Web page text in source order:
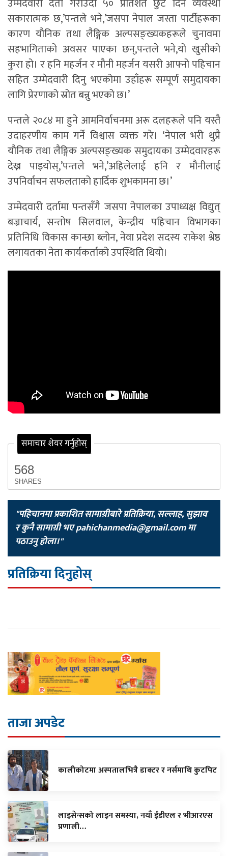
उम्मेदवारी दर्ता गराउँदा ५० प्रतिशत छुट दिने व्यवस्था
सकारात्मक छ,’पन्तले भने,’जसपा नेपाल जस्ता पार्टीहरूका
कारण यौनिक तथा लैङ्गिक अल्पसङ्ख्यकहरूले चुनावमा
सहभागिताको अवसर पाएका छन्,पन्तले भने,यो खुसीको
कुरा हो। र हनि महर्जन र मौनी महर्जन यसरी आफ्नो पहिचान
सहित उम्मेदवारी दिनु भएकोमा उहाँहरू सम्पूर्ण समुदायका
लागि प्रेरणाको स्रोत बन्नु भएको छ।’
पन्तले २०८४ मा हुने आमनिर्वाचनमा अरू दलहरूले पनि यस्तै
उदाहरणीय काम गर्ने विश्वास व्यक्त गरे। ‘नेपाल भरी थुप्रै
यौनिक तथा लैङ्गिक अल्पसङ्ख्यक समुदायका उम्मेदवारहरू
देख्न पाइयोस्,’पन्तले भने,’अहिलेलाई हनि र मौनीलाई
उपनिर्वाचन सफलताको हार्दिक शुभकामना छ।’
उम्मेदवारी दर्तामा पन्तसँगै जसपा नेपालका उपाध्यक्ष विद्युत्
बज्राचार्य, सन्तोष सिलवाल, केन्द्रीय पहिचान विभागका
प्रतिनिधि विकास कान्छा ब्लोन, नेवा प्रदेश सदस्य राकेश श्रेष्ठ
लगायतका नेता कार्यकर्ताको उपस्थिति थियो।
समाचार शेयर गर्नुहोस्
568
SHARES
"पहिचानमा प्रकाशित सामाग्रीबारे प्रतिक्रिया, सल्लाह, सुझाव
र कुनै सामाग्री भएpahichanmedia@gmail.comमा
पठाउनु होला।"
प्रतिक्रिया दिनुहोस्
ताजा अपडेट
कालीकोटमा अस्पतालभित्रै डाक्टर र नर्समाथि कुटपिट
लाइसेन्सको लाइन समस्या, नयाँ ईडीएल र भीआरएस
प्रणाली…